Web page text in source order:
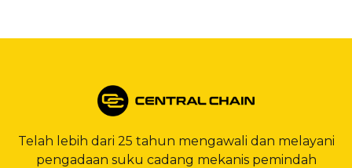
Telah lebih dari 25 tahun mengawali dan melayani
pengadaan suku cadang mekanis pemindah